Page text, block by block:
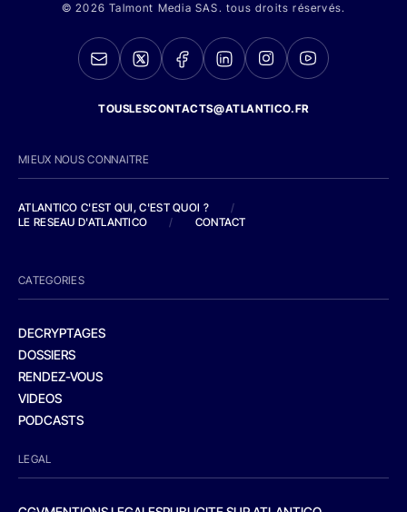
© 2026 Talmont Media SAS. tous droits réservés.
TOUSLESCONTACTS@ATLANTICO.FR
MIEUX NOUS CONNAITRE
ATLANTICO C'EST QUI, C'EST QUOI ?
/
LE RESEAU D'ATLANTICO
/ CONTACT
CATEGORIES
DECRYPTAGES
DOSSIERS
RENDEZ-VOUS
VIDEOS
PODCASTS
LEGAL